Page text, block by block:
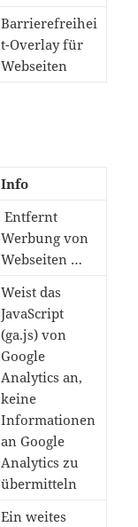
Barrierefreihei
t-Overlay für
Webseiten
Info
Entfernt
Werbung von
Webseiten …
Weist das
JavaScript
(ga.js) von
Google
Analytics an,
keine
Informationen
an Google
Analytics zu
übermitteln
Ein weites